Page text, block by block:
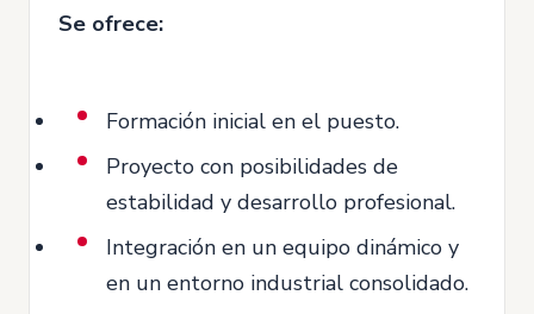
Se ofrece:
Formación inicial en el puesto.
Proyecto con posibilidades de
estabilidad y desarrollo profesional.
Integración en un equipo dinámico y
en un entorno industrial consolidado.